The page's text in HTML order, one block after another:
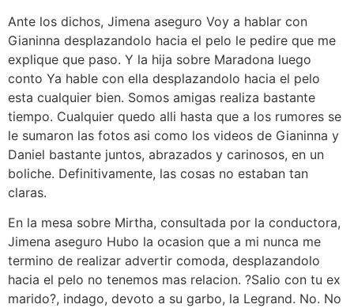
Ante los dichos, Jimena aseguro Voy a hablar con
Gianinna desplazandolo hacia el pelo le pedire que me
explique que paso. Y la hija sobre Maradona luego
conto Ya hable con ella desplazandolo hacia el pelo
esta cualquier bien. Somos amigas realiza bastante
tiempo. Cualquier quedo alli hasta que a los rumores se
le sumaron las fotos asi como los videos de Gianinna y
Daniel bastante juntos, abrazados y carinosos, en un
boliche. Definitivamente, las cosas no estaban tan
claras.
En la mesa sobre Mirtha, consultada por la conductora,
Jimena aseguro Hubo la ocasion que a mi nunca me
termino de realizar advertir comoda, desplazandolo
hacia el pelo no tenemos mas relacion. ?Salio con tu ex
marido?, indago, devoto a su garbo, la Legrand. No. No